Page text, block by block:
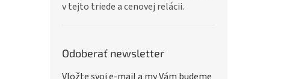
v tejto triede a cenovej relácii.
Odoberať newsletter